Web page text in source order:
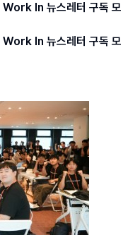
Work In 뉴스레터 구독 모
Work In 뉴스레터 구독 모